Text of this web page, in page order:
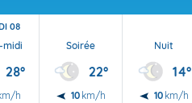
08
midi
28°
h
Soirée
22°
10 km/h
Nuit
14°
10 km/h